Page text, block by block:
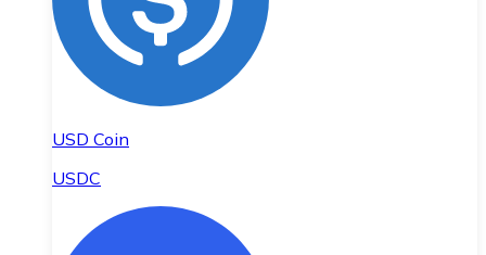
USD Coin
USDC